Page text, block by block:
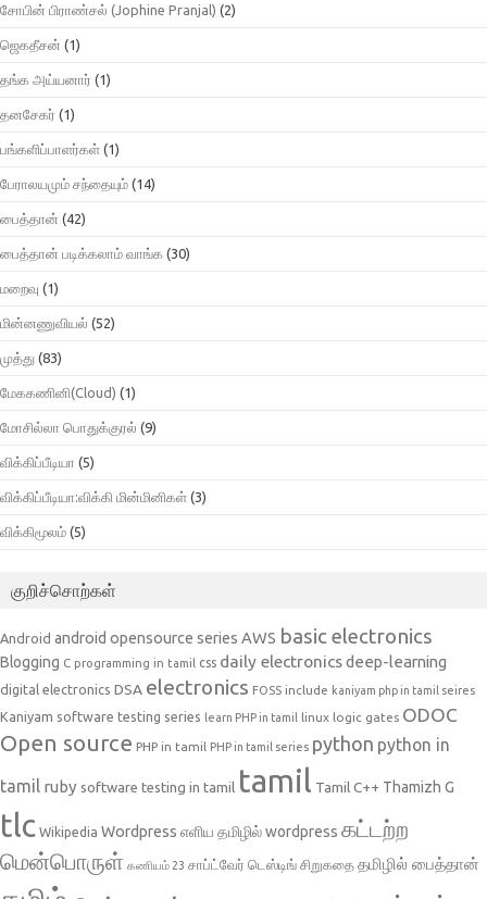
சோபின் பிராண்சல் (Jophine Pranjal) (2)
ஜெகதீசன் (1)
தங்க அய்யனார் (1)
தனசேகர் (1)
பங்களிப்பாளர்கள் (1)
பேராலயமும் சந்தையும் (14)
பைத்தான் (42)
பைத்தான் படிக்கலாம் வாங்க (30)
மறைவு (1)
மின்னணுவியல் (52)
முத்து (83)
மேககணினி(Cloud) (1)
மோசில்லா பொதுக்குரல் (9)
விக்கிப்பீடியா (5)
விக்கிப்பீடியா:விக்கி மின்மினிகள் (3)
விக்கிமூலம் (5)
குறிச்சொற்கள்
Android android opensource series AWS basic electronics
Blogging C programming in tamil css daily electronicsdeep-learning
digital electronics DSA electronics FOSS include kaniyam php in tamil seires
Kaniyam software testing series learn PHP in tamil linux logic gates ODOC
Open source PHP in tamil PHP in tamil series python python in
tamil ruby software testing in tamil tamil Tamil C++ Thamizh G
tlc Wikipedia Wordpress எளிய தமிழில் wordpress கட்டற்ற
மென்பொருள் கணியம் 23 சாப்ட்வேர் டெஸ்டிங் சிறுகதை தமிழில் பைத்தான்